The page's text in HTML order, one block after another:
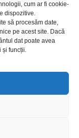
cum ar fi cookie-
dispozitive.
să procesăm date,
pe acest site. Dacă
dat poate avea
și funcții.